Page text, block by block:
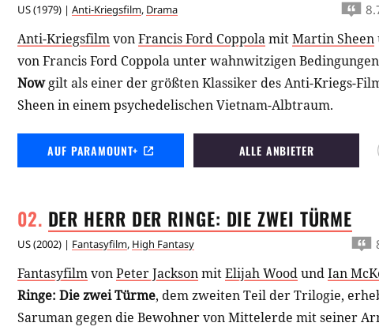
US(1979) | Anti-Kriegsfilm, Drama
Anti-KriegsfilmvonFrancis Ford CoppolamitMartin Sheen
von Francis Ford Coppola unter wahnwitzigen
Nowgilt als einer der größten Klassiker des Anti-Kriegs-
Sheen in einem psychedelischen Vietnam-Albtraum.
AUF PARAMOUNT+ ALLE ANBIETER
DER HERR DER RINGE: DIE ZWEI TÜRME
US(2002) | Fantasyfilm, High Fantasy
FantasyfilmvonPeter JacksonmitElijah WoodundIan
Ringe: Die zwei Türme, dem zweiten Teil der Trilogie,
Saruman gegen die Bewohner von Mittelerde mit seiner